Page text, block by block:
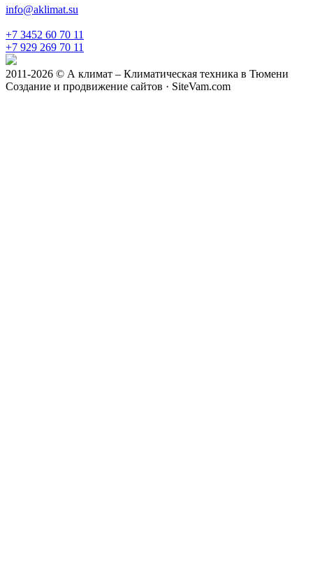
info@aklimat.su
+7 3452 60 70 11
+7 929 269 70 11
2011-2026 © А климат – Климатическая техника в Тюмени
Создание и продвижение сайтов · SiteVam.com